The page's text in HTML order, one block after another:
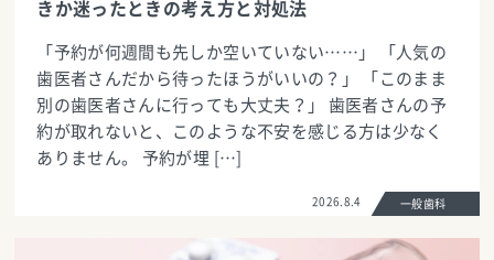
きか迷ったときの考え方と対処法
「予約が何週間も先しか空いていない……」 「人気の
歯医者さんだから待ったほうがいいの？」 「このまま
別の歯医者さんに行っても大丈夫？」 歯医者さんの予
約が取れないと、このような不安を感じる方は少なく
ありません。 予約が埋 […]
2026.8.4 一般歯科